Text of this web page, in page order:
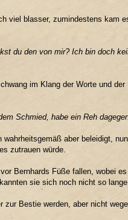
viel blasser, zumindestens kam
du den von mir? Ich bin doch
im Klang der Worte und
Schmied, habe ein Reh
wahrheitsgemäß aber beleidigt,
zutrauen würde.
Bernhards Füße fallen, wobei
sie sich noch nicht so
zur Bestie werden, aber nicht